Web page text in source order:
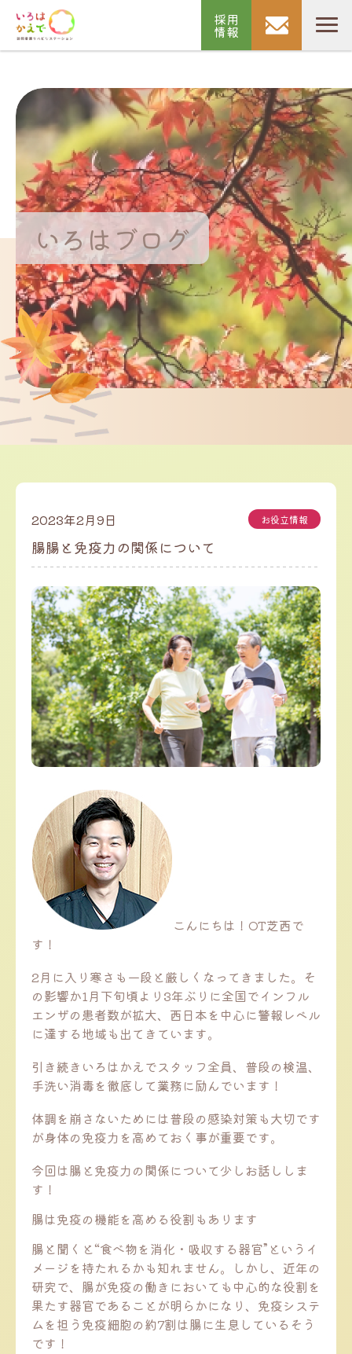
採用
情報
いろはブログ
2023年2月9日 お役立情報
腸腸と免疫力の関係について
こんにちは！OT芝西で
す！
2月に入り寒さも一段と厳しくなってきました。そ
の影響か1月下旬頃より3年ぶりに全国でインフル
エンザの患者数が拡大、西日本を中心に警報レベル
に達する地域も出てきています。
引き続きいろはかえでスタッフ全員、普段の検温、
手洗い消毒を徹底して業務に励んでいます！
体調を崩さないためには普段の感染対策も大切です
が身体の免疫力を高めておく事が重要です。
今回は腸と免疫力の関係について少しお話ししま
す！
腸は免疫の機能を高める役割もあります
腸と聞くと“食べ物を消化・吸収する器官”というイ
メージを持たれるかも知れません。しかし、近年の
研究で、腸が免疫の働きにおいても中心的な役割を
果たす器官であることが明らかになり、免疫システ
ムを担う免疫細胞の約7割は腸に生息しているそう
です！